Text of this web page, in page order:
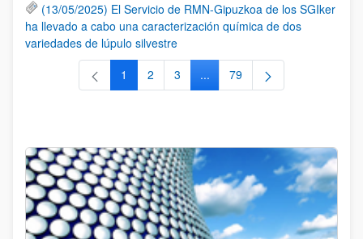
(13/05/2025) El Servicio de RMN-Gipuzkoa de los SGIker
ha llevado a cabo una caracterización química de dos
variedades de lúpulo silvestre
Página
1 Página
2 Página
3 ...Páginas intermedias Use TAB
Página
79